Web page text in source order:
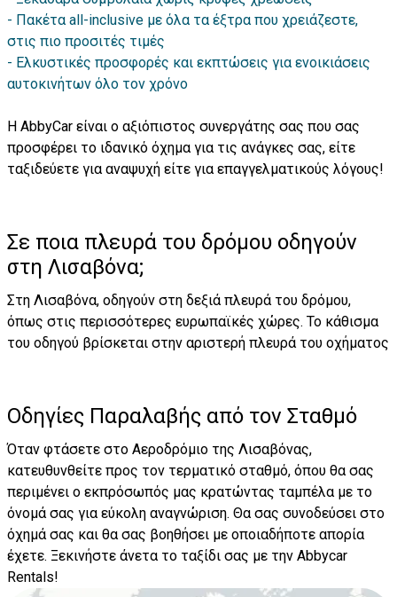
Πακέτα all-inclusive με όλα τα έξτρα που χρειάζεστε,
στις πιο προσιτές τιμές
Ελκυστικές προσφορές και εκπτώσεις για ενοικιάσεις
αυτοκινήτων όλο τον χρόνο
Η AbbyCar είναι ο αξιόπιστος συνεργάτης σας που σας
προσφέρει το ιδανικό όχημα για τις ανάγκες σας, είτε
ταξιδεύετε για αναψυχή είτε για επαγγελματικούς λόγους!
Σε ποια πλευρά του δρόμου οδηγούν
στη Λισαβόνα;
Στη Λισαβόνα, οδηγούν στη δεξιά πλευρά του δρόμου,
όπως στις περισσότερες ευρωπαϊκές χώρες. Το κάθισμα
του οδηγού βρίσκεται στην αριστερή πλευρά του οχήματος
Οδηγίες Παραλαβής από τον Σταθμό
Όταν φτάσετε στο Αεροδρόμιο της Λισαβόνας,
κατευθυνθείτε προς τον τερματικό σταθμό, όπου θα σας
περιμένει ο εκπρόσωπός μας κρατώντας ταμπέλα με το
όνομά σας για εύκολη αναγνώριση. Θα σας συνοδεύσει στο
όχημά σας και θα σας βοηθήσει με οποιαδήποτε απορία
έχετε. Ξεκινήστε άνετα το ταξίδι σας με την Abbycar
Rentals!